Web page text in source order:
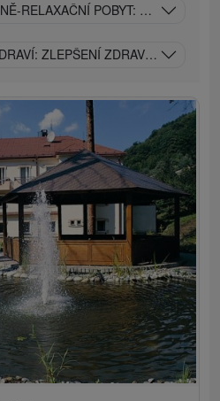
RELAXAČNÍ POBYT: ZLATÉ DNY
ZLEPŠENÍ ZDRAVOTNÍHO